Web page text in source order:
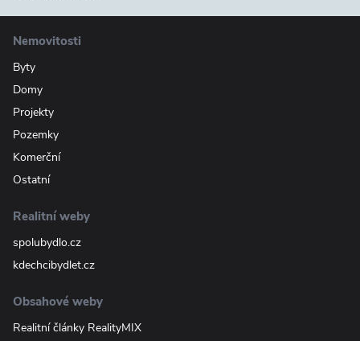
Nemovitosti
Byty
Domy
Projekty
Pozemky
Komerční
Ostatní
Realitní weby
spolubydlo.cz
kdechcibydlet.cz
Obsahové weby
Realitní články RealityMIX